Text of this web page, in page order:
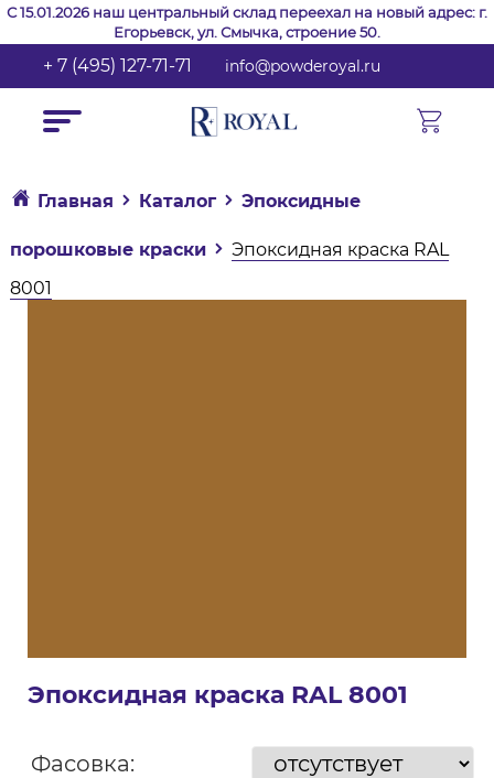
С 15.01.2026 наш центральный склад переехал на новый адрес: г.
Егорьевск, ул. Смычка, строение 50.
+ 7 (495) 127-71-71 info@powderoyal.ru
Главная Каталог Эпоксидные
порошковые краски
Эпоксидная краска RAL
8001
Эпоксидная краска RAL 8001
Фасовка: